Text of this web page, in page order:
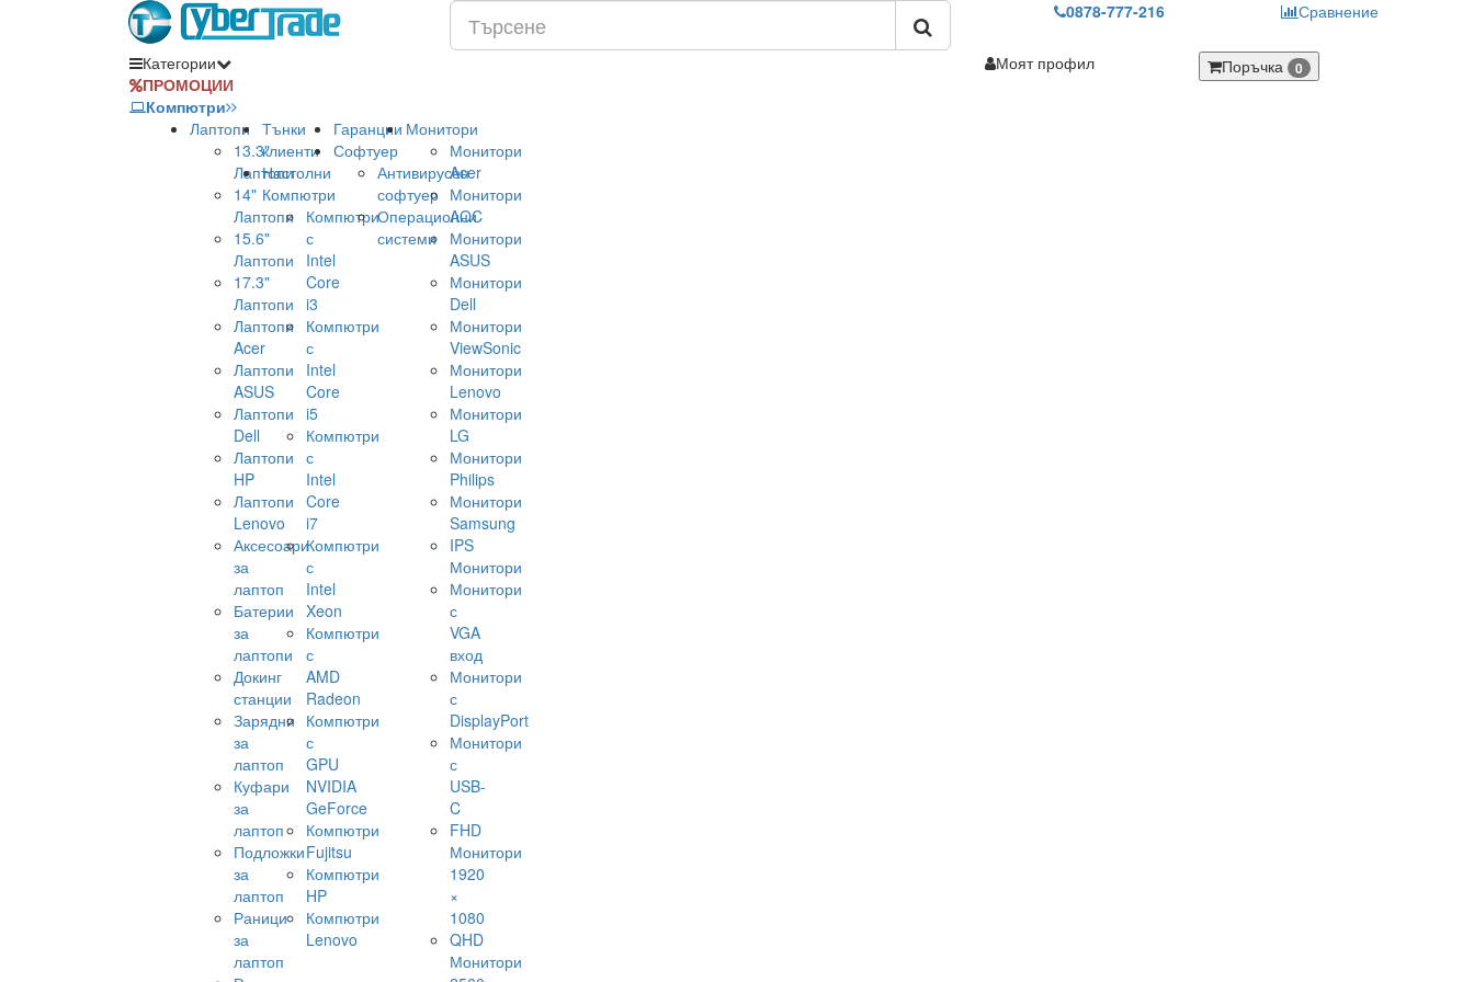
0878-777-216 Сравнение
Категории
ПРОМОЦИИ
Компютри
Лаптопи
13.3"
Лаптопи
14"
Лаптопи
15.6"
Лаптопи
17.3"
Лаптопи
Лаптопи
Acer
Лаптопи
ASUS
Лаптопи
Dell
Лаптопи
HP
Лаптопи
Lenovo
Аксесоари
за
лаптоп
Батерии
за
лаптопи
Докинг
станции
Зарядни
за
лаптоп
Куфари
за
лаптоп
Подложки
за
лаптоп
Раници
за
лаптоп
Тънки
клиенти
Настолни
Компютри
Компютри
с
Intel
Core
i3
Компютри
с
Intel
Core
i5
Компютри
с
Intel
Core
i7
Компютри
с
Intel
Xeon
Компютри
с
AMD
Radeon
Компютри
с
GPU
NVIDIA
GeForce
Компютри
Fujitsu
Компютри
HP
Компютри
Lenovo
Гаранции
Софтуер
Антивирусен
софтуер
Операционни
системи
Монитори
Монитори
Acer
Монитори
AOC
Монитори
ASUS
Монитори
Dell
Монитори
ViewSonic
Монитори
Lenovo
Монитори
LG
Монитори
Philips
Монитори
Samsung
IPS
Монитори
Монитори
с
VGA
вход
Монитори
с
DisplayPort
Монитори
с
USB-
C
FHD
Монитори
1920
×
1080
QHD
Монитори
Моят профил Поръчка 0